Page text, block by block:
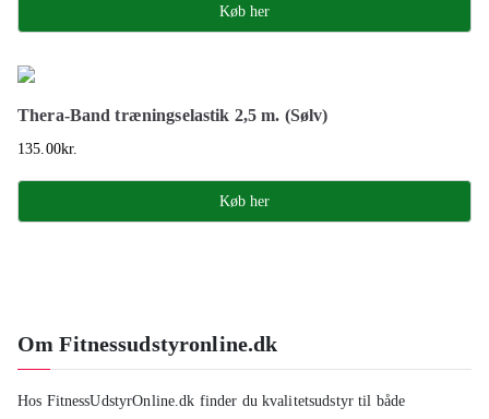
Køb her
Thera-Band træningselastik 2,5 m. (Sølv)
135.00kr.
Køb her
Om Fitnessudstyronline.dk
Hos FitnessUdstyrOnline.dk finder du kvalitetsudstyr til både